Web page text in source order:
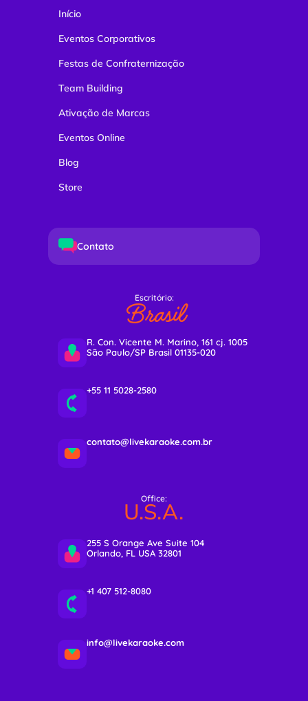
Início
Eventos Corporativos
Festas de Confraternização
Team Building
Ativação de Marcas
Eventos Online
Blog
Store
Contato
Escritório:
Brasil
R. Con. Vicente M. Marino, 161 cj. 1005
São Paulo/SP Brasil 01135-020
+55 11 5028-2580
contato@livekaraoke.com.br
Office:
U.S.A.
255 S Orange Ave Suite 104
Orlando, FL USA 32801
+1 407 512-8080
info@livekaraoke.com